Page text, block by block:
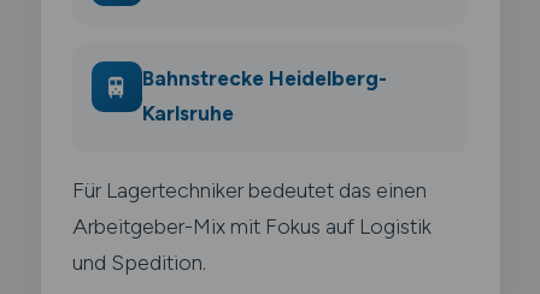
🚆
Bahnstrecke Heidelberg-
Karlsruhe
Für Lagertechniker bedeutet das einen
Arbeitgeber-Mix mit Fokus auf Logistik
und Spedition.